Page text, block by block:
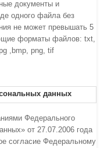
документы и
одного файла без
не может превышать 5
форматы файлов: txt,
,bmp, png, tif
данных
Федерального
от 27.07.2006 года
согласие Федеральному